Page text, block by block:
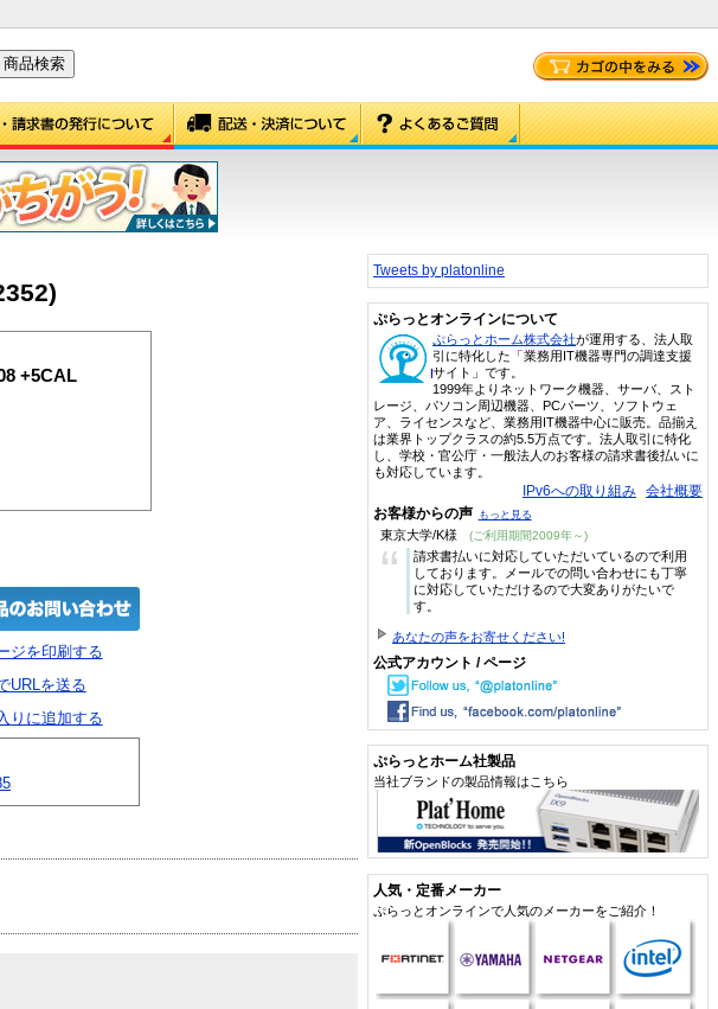
+5CAL
ジを印刷する
URLを送る
りに追加する
Tweets by platonline
ぷらっとオンラインについて
ぷらっとホーム株式会社が運用する、法人取
引に特化した「業務用IT機器専門の調達支援
サイト」です。
1999年よりネットワーク機器、サーバ、スト
レージ、パソコン周辺機器、PCパーツ、ソフトウェ
ア、ライセンスなど、業務用IT機器中心に販売。品揃え
は業界トップクラスの約5.5万点です。法人取引に特化
し、学校・官公庁・一般法人のお客様の請求書後払いに
も対応しています。
IPv6への取り組み 会社概要
お客様からの声 もっと見る
東京大学/K様 (ご利用期間2009年～)
“
請求書払いに対応していただいているので利用
しております。メールでの問い合わせにも丁寧
に対応していただけるので大変ありがたいで
す。
あなたの声をお寄せください!
公式アカウント / ページ
ぷらっとホーム社製品
当社ブランドの製品情報はこちら
人気・定番メーカー
ぷらっとオンラインで人気のメーカーをご紹介！